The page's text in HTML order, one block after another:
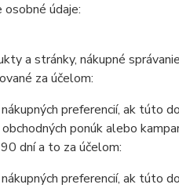
osobné údaje:
a stránky, nákupné
za účelom:
preferencií, ak túto
ponúk alebo
dní a to za účelom:
preferencií, ak túto